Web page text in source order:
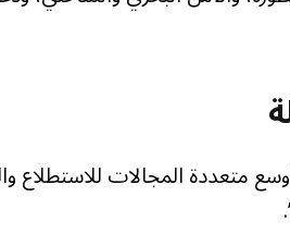
متعددة المجالات للاستطلاع